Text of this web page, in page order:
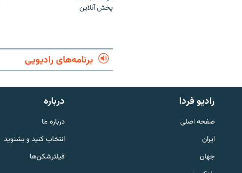
English
به ما بپیوندید
پخش آنلاین
برنامه‌های رادیویی
رادیو فردا
صفحه اصلی
ایران
جهان
درباره
درباره ما
انتخاب کنید و بشنوید
فیلترشکن‌ها